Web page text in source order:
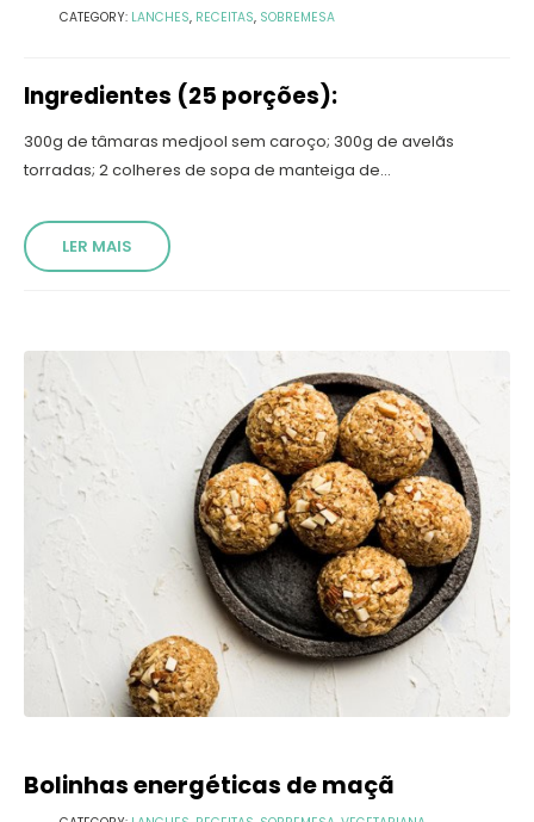
CATEGORY: LANCHES, RECEITAS, SOBREMESA
Ingredientes (25 porções):
300g de tâmaras medjool sem caroço; 300g de avelãs
torradas; 2 colheres de sopa de manteiga de...
LER MAIS
Bolinhas energéticas de maçã